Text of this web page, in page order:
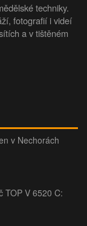
techniky.
fotografií i videí
a v tištěném
v Nechorách
TOP V 6520 C: